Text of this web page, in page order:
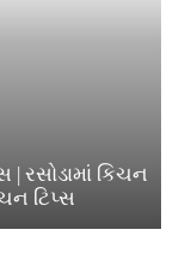
| રસોડામાં કિચન
ટિપ્સ